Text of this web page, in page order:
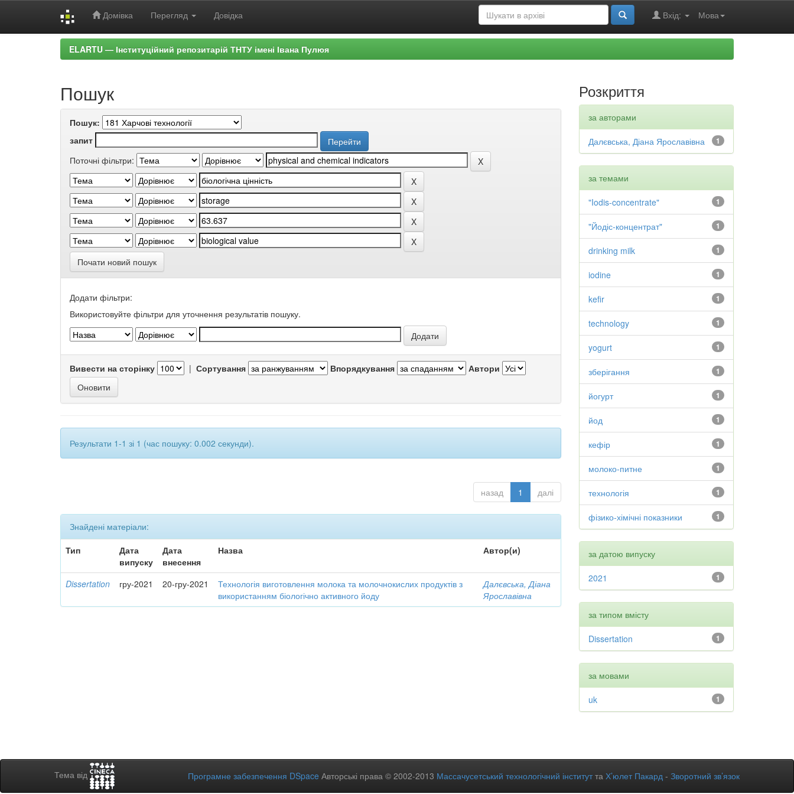
Домівка Перегляд Довідка Мова
Вхід:
ELARTU — Інституційний репозитарій ТНТУ імені Івана Пулюя
Пошук
Пошук:
запит
Поточні фільтри:
Почати новий пошук
Додати фільтри:
Використовуйте фільтри для уточнення результатів пошуку.
Вивести на сторінку | Сортування Впорядкування Автори
Результати 1-1 зі 1 (час пошуку: 0.002 секунди).
назад 1 далі
Знайдені матеріали:
Тип
Дата
випуску
Дата
внесення
Назва Автор(и)
Dissertation гру-2021 20-гру-2021
Технологія виготовлення молока та молочнокислих продуктів з
використанням біологічно активного йоду
Далєвська, Діана
Ярославівна
Розкриття
за авторами
1
Далєвська, Діана Ярославівна
за темами
1
"Iodis-concentrate"
1
"Йодіс-концентрат"
1
drinking milk
1
iodine
1
kefir
1
technology
1
yogurt
1
зберігання
1
йогурт
1
йод
1
кефір
1
молоко-питне
1
технологія
1
фізико-хімічні показники
за датою випуску
1
2021
за типом вмісту
1
Dissertation
за мовами
1
uk
Тема від Програмне забезпечення DSpace Авторські права © 2002-2013 Массачусетський технологічний інститутта Х’юлет Пакард - Зворотний зв’язок